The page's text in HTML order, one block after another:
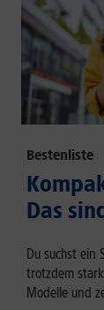
Bestenliste
Das
Du suchst ein
trotzdem
Modelle und